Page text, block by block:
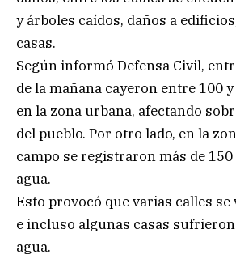
y árboles caídos, daños a
casas.
Según informó Defensa Civil,
de la mañana cayeron entre 100
en la zona urbana, afectando
del pueblo. Por otro lado, en la
campo se registraron más de
agua.
Esto provocó que varias calles se
e incluso algunas casas
agua.